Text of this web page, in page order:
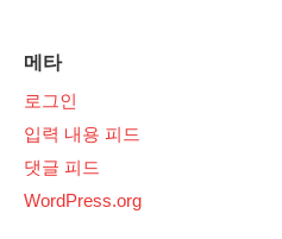
메타
로그인
입력 내용 피드
댓글 피드
WordPress.org